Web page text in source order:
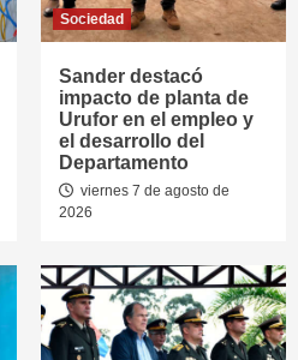
Sociedad
Sander destacó
impacto de planta de
Urufor en el empleo y
el desarrollo del
Departamento
viernes 7 de agosto de
2026